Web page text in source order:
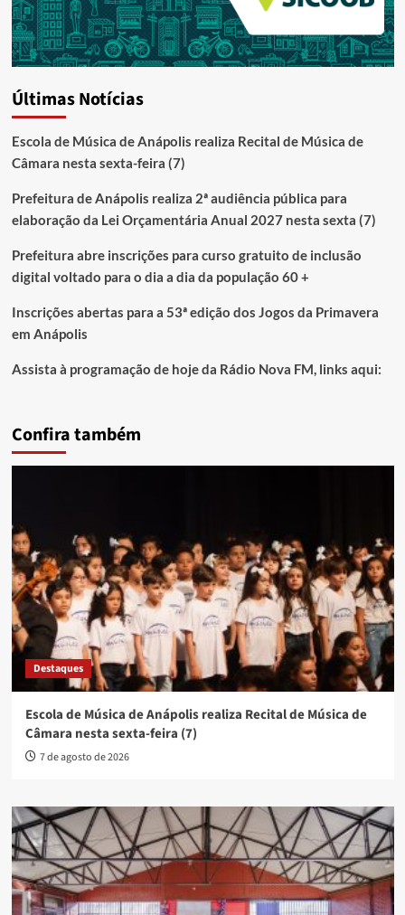
Últimas Notícias
Escola de Música de Anápolis realiza Recital de Música de
Câmara nesta sexta-feira (7)
Prefeitura de Anápolis realiza 2ª audiência pública para
elaboração da Lei Orçamentária Anual 2027 nesta sexta (7)
Prefeitura abre inscrições para curso gratuito de inclusão
digital voltado para o dia a dia da população 60 +
Inscrições abertas para a 53ª edição dos Jogos da Primavera
em Anápolis
Assista à programação de hoje da Rádio Nova FM, links aqui:
Confira também
Destaques
Escola de Música de Anápolis realiza Recital de Música de
Câmara nesta sexta-feira (7)
7 de agosto de 2026